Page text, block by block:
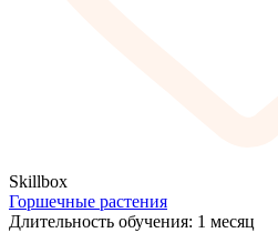
Skillbox
Горшечные растения
Длительность обучения: 1 месяц